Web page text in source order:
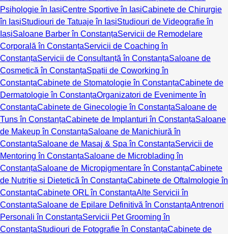
Psihologie în IașiCentre Sportive în IașiCabinete de Chirurgie
în IașiStudiouri de Tatuaje în IașiStudiouri de Videografie în
IașiSaloane Barber în ConstanțaServicii de Remodelare
Corporală în ConstanțaServicii de Coaching în
ConstanțaServicii de Consultanță în ConstanțaSaloane de
Cosmetică în ConstanțaSpații de Coworking în
ConstanțaCabinete de Stomatologie în ConstanțaCabinete de
Dermatologie în ConstanțaOrganizatori de Evenimente în
ConstanțaCabinete de Ginecologie în ConstanțaSaloane de
Tuns în ConstanțaCabinete de Implanturi în ConstanțaSaloane
de Makeup în ConstanțaSaloane de Manichiură în
ConstanțaSaloane de Masaj & Spa în ConstanțaServicii de
Mentoring în ConstanțaSaloane de Microblading în
ConstanțaSaloane de Micropigmentare în ConstanțaCabinete
de Nutriție și Dietetică în ConstanțaCabinete de Oftalmologie în
ConstanțaCabinete ORL în ConstanțaAlte Servicii în
ConstanțaSaloane de Epilare Definitivă în ConstanțaAntrenori
Personali în ConstanțaServicii Pet Grooming în
ConstanțaStudiouri de Fotografie în ConstanțaCabinete de